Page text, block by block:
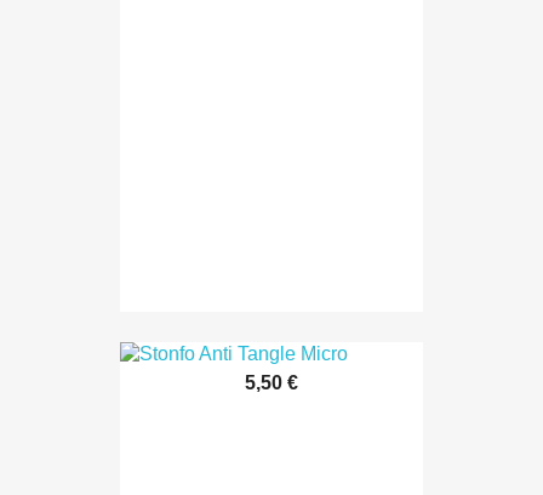
5,50 €